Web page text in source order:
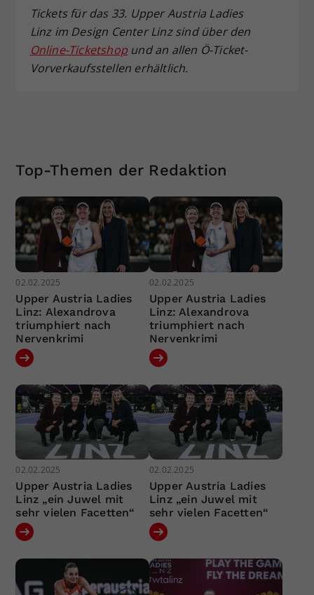
Tickets für das 33. Upper Austria Ladies
Linzim Design Center Linz sind über den
Online-Ticketshopund an allen Ö-Ticket-
Vorverkaufsstellen erhältlich.
Top-Themen der Redaktion
02.02.2025
Upper Austria Ladies
Linz: Alexandrova
triumphiert nach
Nervenkrimi
02.02.2025
Upper Austria Ladies
Linz: Alexandrova
triumphiert nach
Nervenkrimi
02.02.2025
Upper Austria Ladies
Linz „ein Juwel mit
sehr vielen Facetten“
02.02.2025
Upper Austria Ladies
Linz „ein Juwel mit
sehr vielen Facetten“